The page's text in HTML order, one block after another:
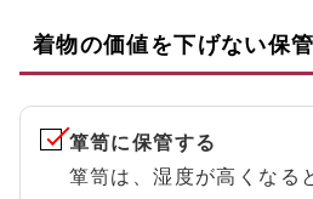
着物の価値を下げない保
箪笥に保管する
箪笥は、湿度が高くなる